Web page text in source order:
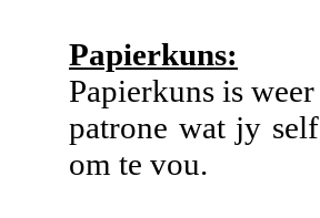
Papierkuns:
Papierkuns is
patrone wat jy
om te vou.